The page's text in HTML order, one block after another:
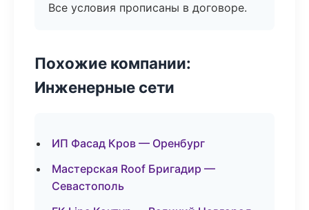
Все условия прописаны в договоре.
Похожие компании:
Инженерные сети
ИП Фасад Кров — Оренбург
Мастерская Roof Бригадир —
Севастополь